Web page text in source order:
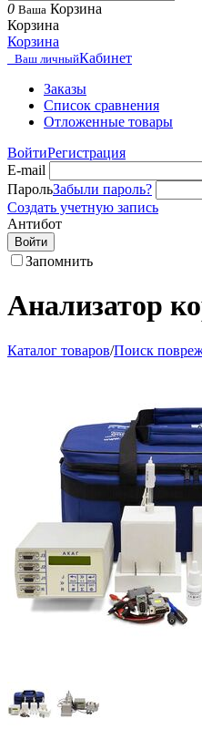
0 Ваша Корзина
Корзина
Корзина
Ваш личныйКабинет
Заказы
Список сравнения
Отложенные товары
ВойтиРегистрация
E-mail
ПарольЗабыли пароль?
Создать учетную запись
Антибот
Войти
Запомнить
Анализатор
Каталог товаров/Поиск